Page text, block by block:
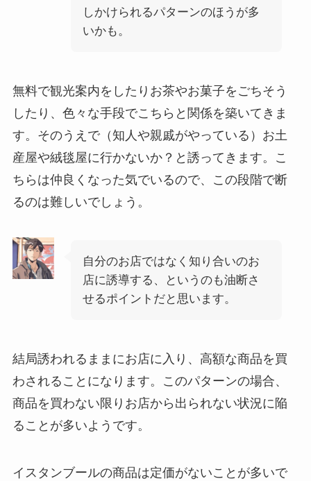
しかけられるパターンのほうが多
いかも。
無料で観光案内をしたりお茶やお菓子をごちそう
したり、色々な手段でこちらと関係を築いてきま
す。そのうえで（知人や親戚がやっている）お土
産屋や絨毯屋に行かないか？と誘ってきます。こ
ちらは仲良くなった気でいるので、この段階で断
るのは難しいでしょう。
自分のお店ではなく知り合いのお
店に誘導する、というのも油断さ
せるポイントだと思います。
結局誘われるままにお店に入り、高額な商品を買
わされることになります。このパターンの場合、
商品を買わない限りお店から出られない状況に陥
ることが多いようです。
イスタンブールの商品は定価がないことが多いで